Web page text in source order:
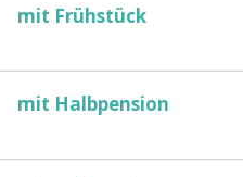
mit Frühstück
mit Halbpension